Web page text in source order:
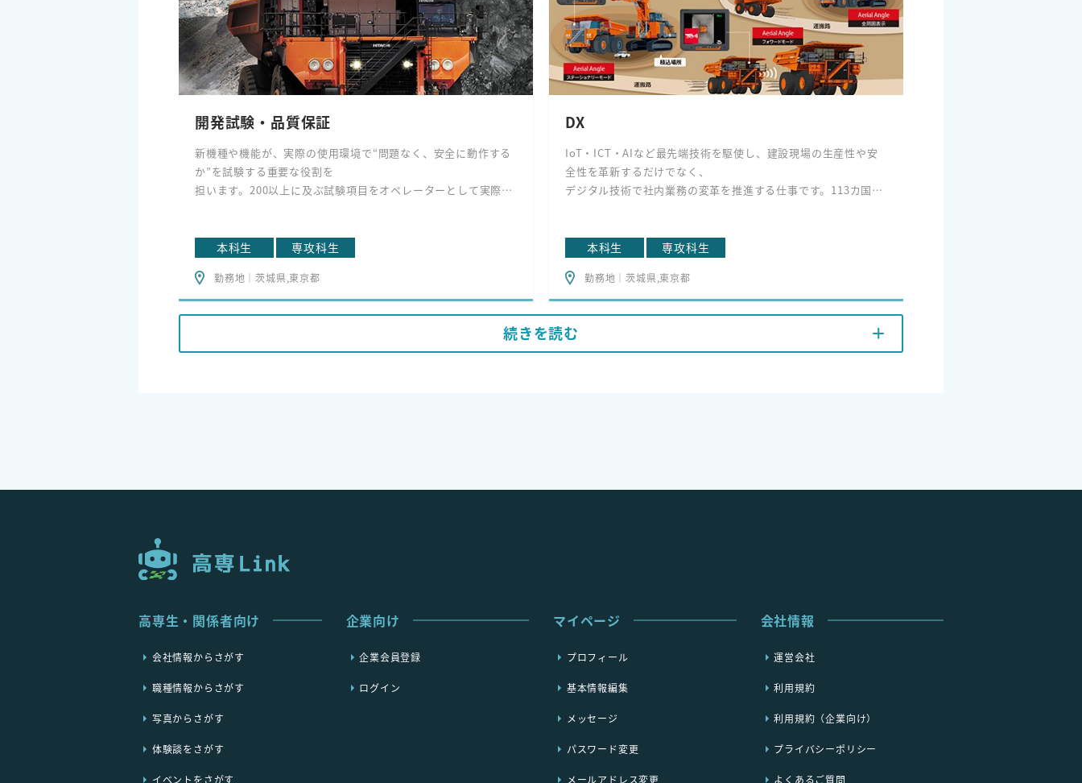
開発試験・品質保証
新機種や機能が、実際の使用環境で“問題なく、安全に動作する
か”を試験する重要な役割を
担います。200以上に及ぶ試験項目をオペレーターとして実際に
です。現場のリアルとエンジニア
挑戦が待っています。
本科生 専攻科生
勤務地｜茨城県,東京都
DX
IoT・ICT・AIなど最先端技術を駆使し、建設現場の生産性や安
全性を革新するだけでなく、
デジタル技術で社内業務の変革を推進する仕事です。113カ国、
現場をスマート化する一方、社内
方そのものを変えていくことで、
業界をリードする重要な役割を果たします。
本科生 専攻科生
勤務地｜茨城県,東京都
高専生・関係者向け
会社情報からさがす
職種情報からさがす
写真からさがす
体験談をさがす
イベントをさがす
企業向け
企業会員登録
ログイン
マイページ
プロフィール
基本情報編集
メッセージ
パスワード変更
メールアドレス変更
会社情報
運営会社
利用規約
利用規約（企業向け）
プライバシーポリシー
よくあるご質問